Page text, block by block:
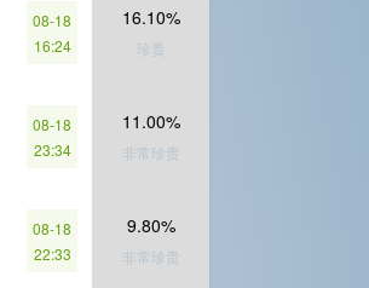
08-18
16:24
16.10%
珍贵
08-18
23:34
11.00%
非常珍贵
08-18
22:33
9.80%
非常珍贵